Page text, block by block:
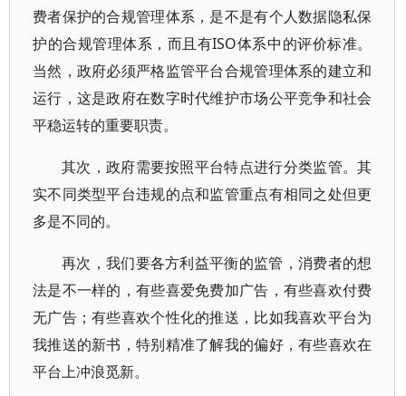
费者保护的合规管理体系，是不是有个人数据隐私保
护的合规管理体系，而且有ISO体系中的评价标准。
当然，政府必须严格监管平台合规管理体系的建立和
运行，这是政府在数字时代维护市场公平竞争和社会
平稳运转的重要职责。
其次，政府需要按照平台特点进行分类监管。其
实不同类型平台违规的点和监管重点有相同之处但更
多是不同的。
再次，我们要各方利益平衡的监管，消费者的想
法是不一样的，有些喜爱免费加广告，有些喜欢付费
无广告；有些喜欢个性化的推送，比如我喜欢平台为
我推送的新书，特别精准了解我的偏好，有些喜欢在
平台上冲浪觅新。